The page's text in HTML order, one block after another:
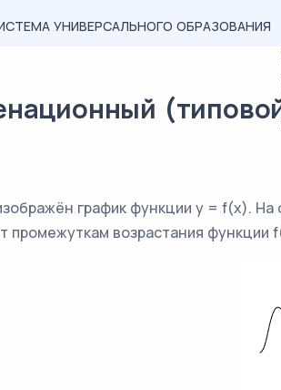
УНИВЕРСАЛЬНОГО ОБРАЗОВАНИЯ
график функции y = f(x).
промежуткам возрастания функции